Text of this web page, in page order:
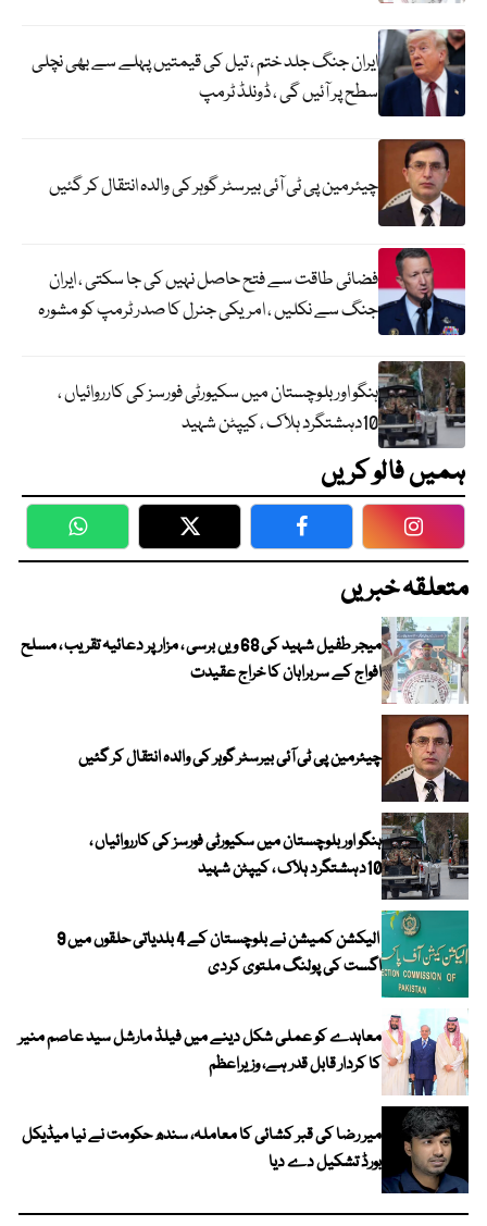
ایران جنگ جلد ختم ، تیل کی قیمتیں پہلے سے بھی نچلی
سطح پر آئیں گی ، ڈونلڈ ٹرمپ
چیئرمین پی ٹی آئی بیرسٹر گوہر کی والدہ انتقال کر گئیں
فضائی طاقت سے فتح حاصل نہیں کی جا سکتی ، ایران
جنگ سے نکلیں ، امریکی جنرل کا صدر ٹرمپ کو مشورہ
ہنگو اور بلوچستان میں سکیورٹی فورسز کی کارروائیاں ،
10دہشتگرد ہلاک ، کیپٹن شہید
ہمیں فالو کریں
WhatsApp Twitter Facebook
متعلقہ خبریں
میجر طفیل شہید کی 68 ویں برسی ، مزار پر دعائیہ تقریب ، مسلح
افواج کے سربراہان کا خراج عقیدت
چیئرمین پی ٹی آئی بیرسٹر گوہر کی والدہ انتقال کر گئیں
ہنگو اور بلوچستان میں سکیورٹی فورسز کی کارروائیاں ،
10دہشتگرد ہلاک ، کیپٹن شہید
الیکشن کمیشن نے بلوچستان کے 4 بلدیاتی حلقوں میں 9
اگست کی پولنگ ملتوی کردی
معاہدے کو عملی شکل دینے میں فیلڈ مارشل سید عاصم منیر
کا کردار قابل قدر ہے، وزیراعظم
میر رضا کی قبر کشائی کا معاملہ، سندھ حکومت نے نیا میڈیکل
بورڈ تشکیل دے دیا